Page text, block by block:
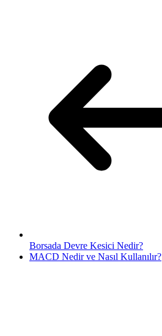
Borsada Devre Kesici Nedir?
MACD Nedir ve Nasıl Kullanılır?